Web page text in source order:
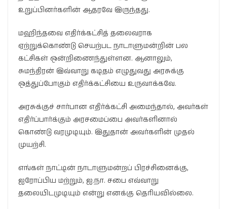
உறுப்பினர்களின் ஆதரவே இருந்தது.
மஹிந்தவை எதிர்க்கட்சித் தலைவராக
ஏற்றுக்கொண்டு செயற்பட நாடாளுமன்றின் பல
கட்சிகள் ஒன்றிணைந்துள்ளன. ஆனாலும்,
சுமந்திரன் இவ்வாறு கடிதம் எழுதுவது அரசுக்கு
ஒத்துப்போகும் எதிர்க்கட்சியை உருவாக்கவே.
அரசுக்குச் சார்பான எதிர்க்கட்சி அமைந்தால், அவர்கள்
எதிர்ப்பார்க்கும் அரசமைப்பை அவர்களினால்
கொண்டு வரமுடியும். இதுதான் அவர்களின் முதல்
முயற்சி.
எங்கள் நாட்டின் நாடாளுமன்றப் பிரச்சினைக்கு,
ஐரோப்பிய மற்றும், ஐ.நா. சபை எவ்வாறு
தலையிடமுடியும் என்று எனக்கு தெரியவில்லை.